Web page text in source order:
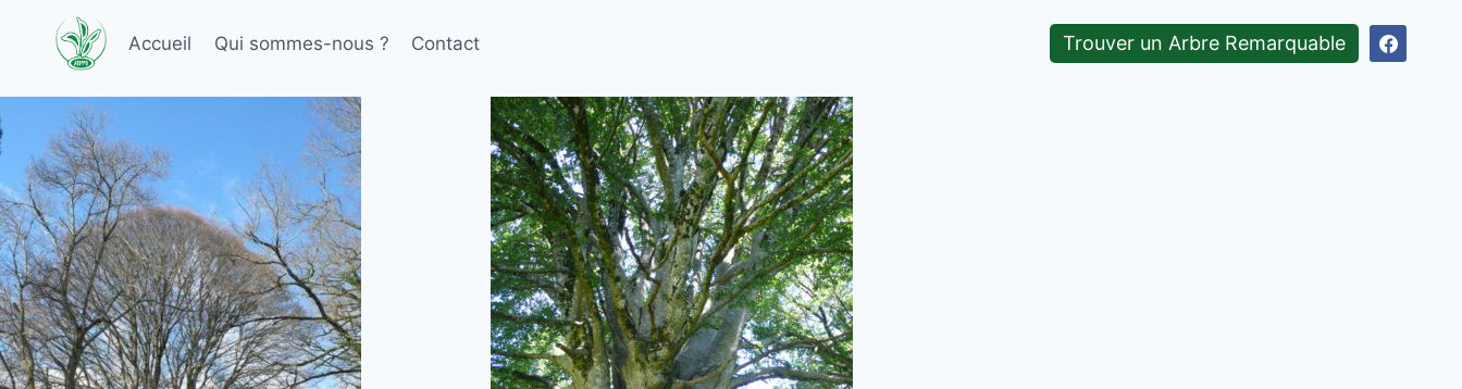
contenu
Accueil Qui sommes-nous ? Contact Trouver un Arbre Remarquable